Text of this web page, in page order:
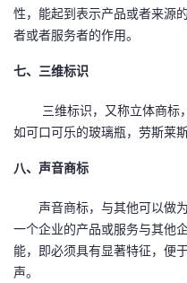
性，能起到表示产品或者来源
者或者服务者的作用。
七、三维标识
三维标识，又称立体商标，
如可口可乐的玻璃瓶，劳斯莱斯
八、声音商标
声音商标，与其他可以做为
一个企业的产品或服务与其他
能，即必须具有显著特征，便
声。